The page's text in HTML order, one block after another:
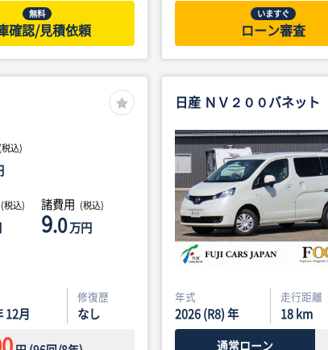
無料
確認/見積依頼
いますぐ
ローン審査
(税込)
(税込) 諸費用 (税込)
9.0万円
12月
修復歴
なし
日産 ＮＶ２００バネット
年式
2026 (R8) 年
走行距離
18km
通常ローン